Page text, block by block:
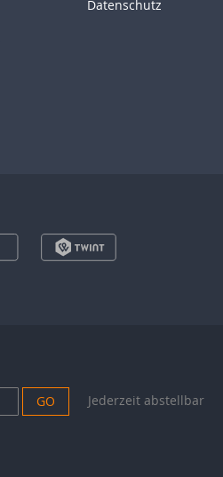
Datenschutz
GO Jederzeit abstellbar